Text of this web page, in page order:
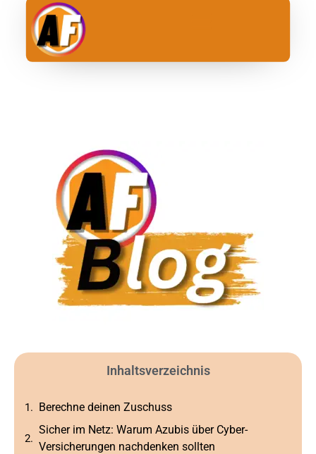
Inhaltsverzeichnis
Berechne deinen Zuschuss
Sicher im Netz: Warum Azubis über Cyber-
Versicherungen nachdenken sollten